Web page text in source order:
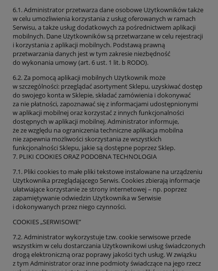
6.1. Administrator przetwarza dane osobowe Użytkowników także
w celu umożliwienia korzystania z usług oferowanych w ramach
Serwisu, a także usług dodatkowych za pośrednictwem aplikacji
mobilnych. Dane Użytkowników są przetwarzane w celu rejestracji
i korzystania z aplikacji mobilnych. Podstawą prawną
przetwarzania danych jest w tym zakresie niezbędność
do wykonania umowy (art. 6 ust. 1 lit. b RODO).
6.2. Za pomocą aplikacji mobilnych Użytkownik może
w szczególności: przeglądać asortyment Sklepu, uzyskiwać dostęp
do swojego konta w Sklepie, składać zamówienia i dokonywać
za nie płatności, zapoznawać się z informacjami udostępnionymi
w aplikacji mobilnej oraz korzystać z innych funkcjonalności
dostępnych w aplikacji mobilnej. Administrator informuje,
że ze względu na ograniczenia techniczne aplikacja mobilna
nie zapewnia możliwości skorzystania ze wszystkich
funkcjonalności Sklepu, jakie są dostępne poprzez Sklep.
7. PLIKI COOKIES ORAZ PODOBNA TECHNOLOGIA
7.1. Pliki cookies to małe pliki tekstowe instalowane na urządzeniu
Użytkownika przeglądającego Serwis. Cookies zbierają informacje
ułatwiające korzystanie ze strony internetowej – np. poprzez
zapamiętywanie odwiedzin Użytkownika w Serwisie
i dokonywanych przez niego czynności.
COOKIES „SERWISOWE”
7.2. Administrator wykorzystuje tzw. cookie serwisowe przede
wszystkim w celu dostarczania Użytkownikowi usług świadczonych
drogą elektroniczną oraz poprawy jakości tych usług. W związku
z tym Administrator oraz inne podmioty świadczące na jego rzecz